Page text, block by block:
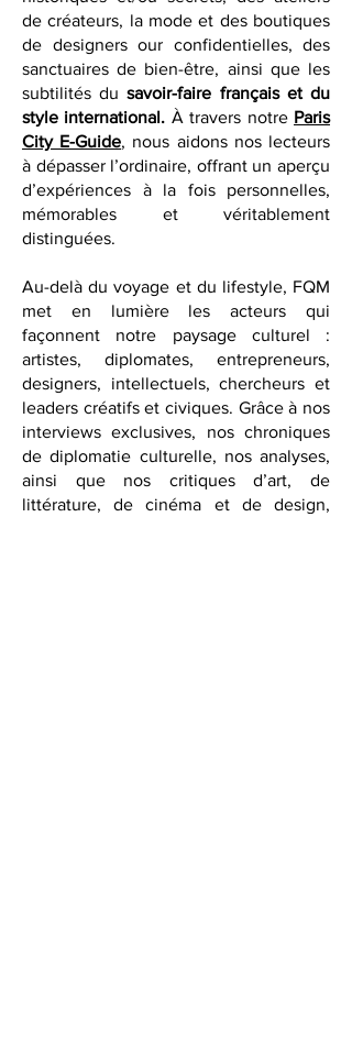
recommandations mettent en avant une
gastronomie d’exception, des cafés
historiques et/ou secrets, des ateliers
de créateurs, la mode et des boutiques
de designers our confidentielles, des
sanctuaires de bien-être, ainsi que les
subtilités dusavoir-faire français et du
style international.À travers notreParis
City E-Guide
, nous aidons nos lecteurs
à dépasser l’ordinaire, offrant un aperçu
mémorables et véritablement
distinguées.
Au-delà du voyage et du lifestyle, FQM
met en lumière les acteurs qui
façonnent notre paysage culturel :
artistes, diplomates, entrepreneurs,
designers, intellectuels, chercheurs et
leaders créatifs et civiques. Grâce à nos
interviews exclusives, nos chroniques